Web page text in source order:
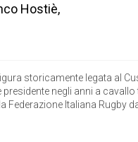
Hostiè,
storicamente legata al
presidente negli anni a cavallo
Federazione Italiana Rugby